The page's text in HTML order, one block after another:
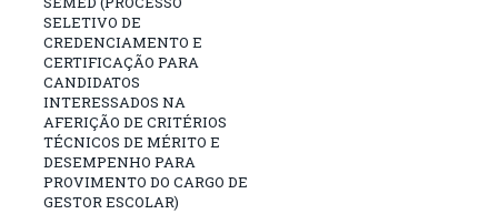
SELETIVO DE
CREDENCIAMENTO E
CERTIFICAÇÃO PARA
CANDIDATOS
INTERESSADOS NA
AFERIÇÃO DE CRITÉRIOS
TÉCNICOS DE MÉRITO E
DESEMPENHO PARA
PROVIMENTO DO CARGO DE
GESTOR ESCOLAR)